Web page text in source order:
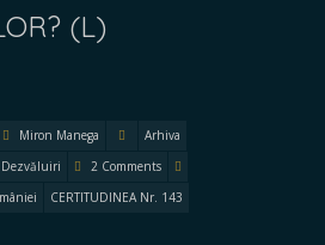
(L)
Miron Manega
Arhiva
Dezvăluiri
2 Comments
CERTITUDINEA Nr. 143